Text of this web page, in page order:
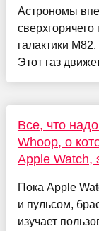
Астрономы
галактики
Этот газ
Все, что
Whoop, о
Apple Watch,
Пока Apple
и пульсом,
изучает